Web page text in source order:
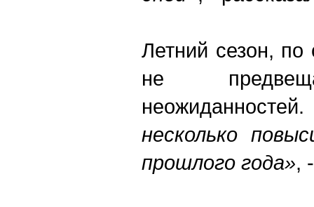
Летний сезон,
не
несколько
прошлого года»,